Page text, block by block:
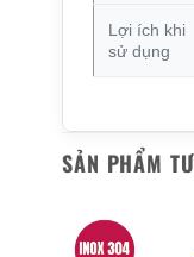
Lợi ích khi
sử dụng
SẢN PHẨM